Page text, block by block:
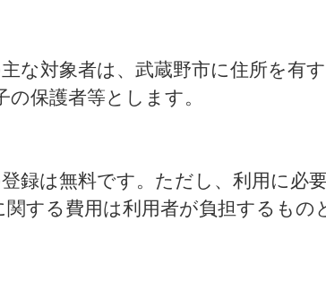
な対象者は、武蔵野市に住所を有
保護者等とします。
録は無料です。ただし、利用に必
する費用は利用者が負担するもの